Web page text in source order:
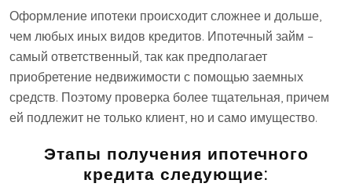
Оформление ипотеки происходит сложнее и дольше,
чем любых иных видов кредитов. Ипотечный займ –
самый ответственный, так как предполагает
приобретение недвижимости с помощью заемных
средств. Поэтому проверка более тщательная, причем
ей подлежит не только клиент, но и само имущество.
Этапы получения ипотечного
кредита следующие: